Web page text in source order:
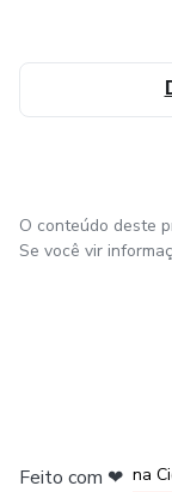
O conteúdo deste
Se você vir
Feito com ❤ na